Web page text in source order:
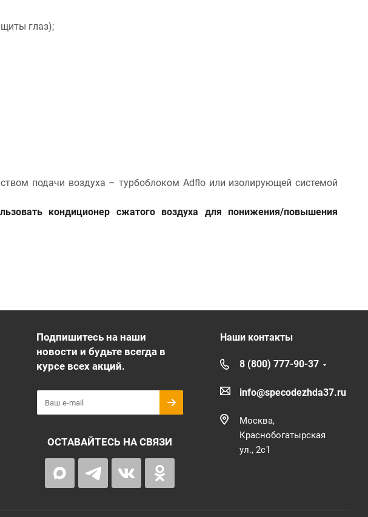
глаз);
подачи воздуха – турбоблоком Adflo или изолирующей системой
кондиционер сжатого воздуха для понижения/повышения
Подпишитесь на наши
новости и будьте всегда в
курсе всех акций.
ОСТАВАЙТЕСЬ НА СВЯЗИ
Наши контакты
8 (800) 777-90-37
info@specodezhda37.ru
Москва,
Краснобогатырская
ул., 2с1